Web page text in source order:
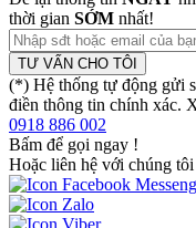
thời gian SỚM nhất!
TƯ VẤN CHO TÔI
(*) Hệ thống tự động gửi
điền thông tin chính xác.
0918 886 002
Bấm để gọi ngay !
Hoặc liên hệ với chúng tôi